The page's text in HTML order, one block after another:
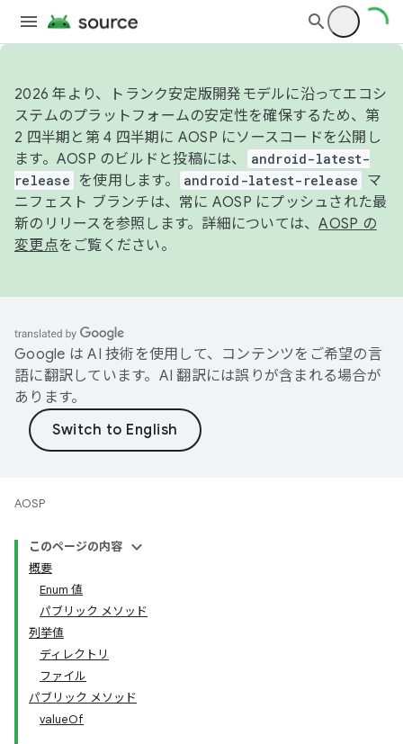
2026 年より、トランク安定版開発モデルに沿ってエコシ
ステムのプラットフォームの安定性を確保するため、第
2 四半期と第 4 四半期に AOSP にソースコードを公開し
ます。AOSP のビルドと投稿には、
android-latest-
release
を使用します。 android-latest-release
マ
ニフェスト ブランチは、常に AOSP にプッシュされた最
新のリリースを参照します。詳細については、AOSP の
変更点をご覧ください。
Google は AI 技術を使用して、コンテンツをご希望の言
語に翻訳しています。AI 翻訳には誤りが含まれる場合が
あります。
AOSP
このページの内容
概要
Enum 値
パブリック メソッド
列挙値
ディレクトリ
ファイル
パブリック メソッド
valueOf